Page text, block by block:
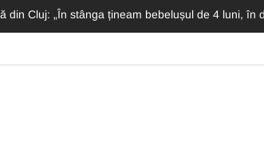
în care motociclistul intră în plin într-un TIR și